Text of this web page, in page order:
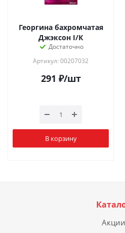
Георгина бахромчатая
Джэксон I/К
Достаточно
Артикул: 00207032
291 ₽/шт
В корзину
Акции